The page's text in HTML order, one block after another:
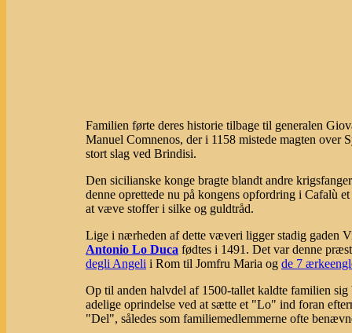
Familien førte deres historie tilbage til generalen
Manuel Comnenos, der i 1158 mistede magten
stort slag ved Brindisi.
Den sicilianske konge bragte blandt andre
denne oprettede nu på kongens opfordring i Cafalù
at væve stoffer i silke og guldtråd.
Lige i nærheden af dette væveri ligger stadig gaden
Antonio Lo Duca fødtes i 1491. Det var denne
degli Angeli i Rom til Jomfru Maria og de 7
Op til anden halvdel af 1500-tallet kaldte familien
adelige oprindelse ved at sætte et "Lo" ind foran
"Del", således som familiemedlemmerne ofte